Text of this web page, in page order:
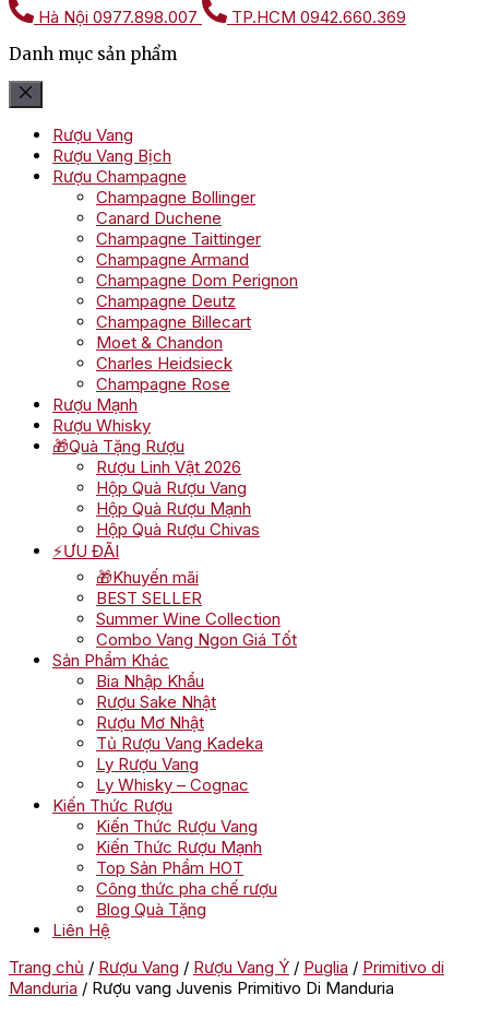
Hà Nội 0977.898.007 TP.HCM 0942.660.369
Danh mục sản phẩm
Rượu Vang
Rượu Vang Bịch
Rượu Champagne
Champagne Bollinger
Canard Duchene
Champagne Taittinger
Champagne Armand
Champagne Dom Perignon
Champagne Deutz
Champagne Billecart
Moet & Chandon
Charles Heidsieck
Champagne Rose
Rượu Mạnh
Rượu Whisky
🎁Quà Tặng Rượu
Rượu Linh Vật 2026
Hộp Quà Rượu Vang
Hộp Quà Rượu Mạnh
Hộp Quà Rượu Chivas
⚡ƯU ĐÃI
🎁Khuyến mãi
BEST SELLER
Summer Wine Collection
Combo Vang Ngon Giá Tốt
Sản Phẩm Khác
Bia Nhập Khẩu
Rượu Sake Nhật
Rượu Mơ Nhật
Tủ Rượu Vang Kadeka
Ly Rượu Vang
Ly Whisky – Cognac
Kiến Thức Rượu
Kiến Thức Rượu Vang
Kiến Thức Rượu Mạnh
Top Sản Phẩm HOT
Công thức pha chế rượu
Blog Quà Tặng
Liên Hệ
Trang chủ / Rượu Vang / Rượu Vang Ý / Puglia / Primitivo di
Manduria / Rượu vang Juvenis Primitivo Di Manduria